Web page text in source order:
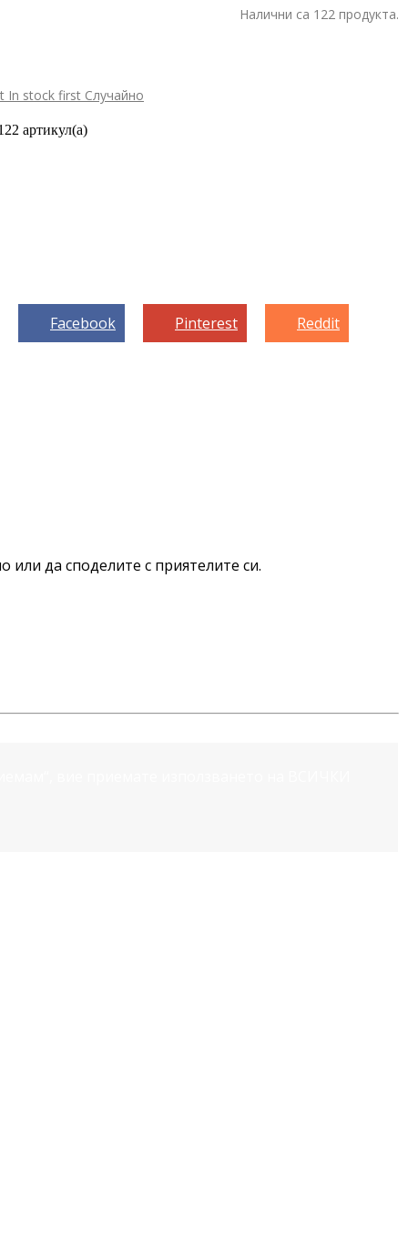
Налични са 122 продукта.
In stock first Случайно
артикул(а)
Facebook Pinterest Reddit
или да споделите с приятелите си.